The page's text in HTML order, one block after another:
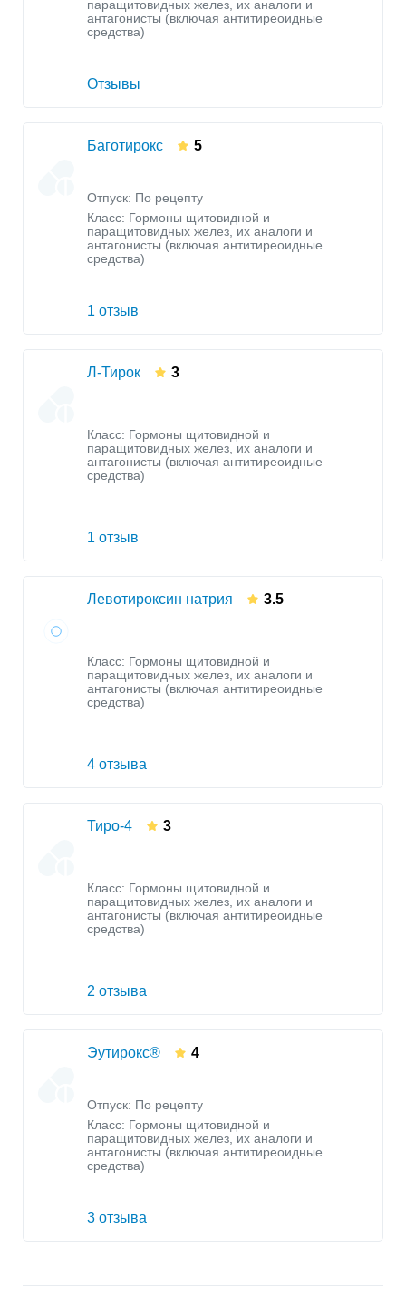
паращитовидных желез, их аналоги и
антагонисты (включая антитиреоидные
средства)
Отзывы
Баготирокс 5
Отпуск: По рецепту
Класс: Гормоны щитовидной и
паращитовидных желез, их аналоги и
антагонисты (включая антитиреоидные
средства)
1 отзыв
Л-Тирок 3
Класс: Гормоны щитовидной и
паращитовидных желез, их аналоги и
антагонисты (включая антитиреоидные
средства)
1 отзыв
Левотироксин натрия 3.5
Класс: Гормоны щитовидной и
паращитовидных желез, их аналоги и
антагонисты (включая антитиреоидные
средства)
4 отзыва
Тиро-4 3
Класс: Гормоны щитовидной и
паращитовидных желез, их аналоги и
антагонисты (включая антитиреоидные
средства)
2 отзыва
Эутирокс® 4
Отпуск: По рецепту
Класс: Гормоны щитовидной и
паращитовидных желез, их аналоги и
антагонисты (включая антитиреоидные
средства)
3 отзыва